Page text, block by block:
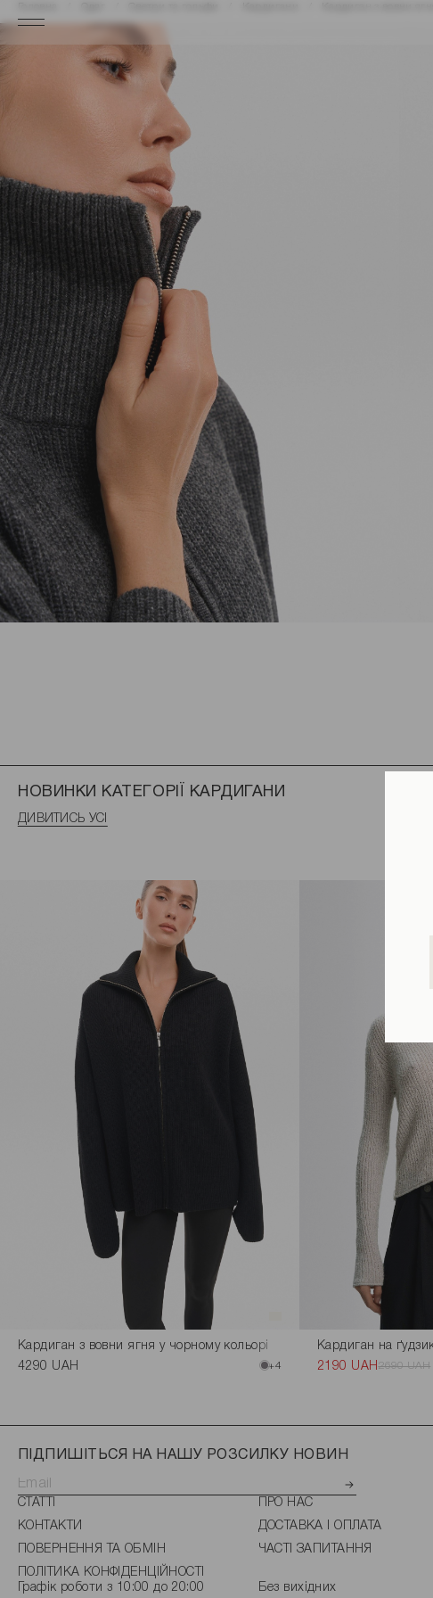
НОВИНКИ КАТЕГОРІЇ КАРДИГАНИ
ДИВИТИСЬ УСІ
Кардиган з вовни ягня у чорному кольорі
4290 UAH
+4
Кардиган на
2190 UAH 2690 UAH
ПІДПИШІТЬСЯ НА НАШУ РОЗСИЛКУ НОВИН
СТАТТІ
ПРО НАС
КОНТАКТИ
ДОСТАВКА І ОПЛАТА
ПОВЕРНЕННЯ ТА ОБМІН
ЧАСТІ ЗАПИТАННЯ
ПОЛІТИКА КОНФІДЕНЦІЙНОСТІ
Графік роботи з 10:00 до 20:00
Без вихідних